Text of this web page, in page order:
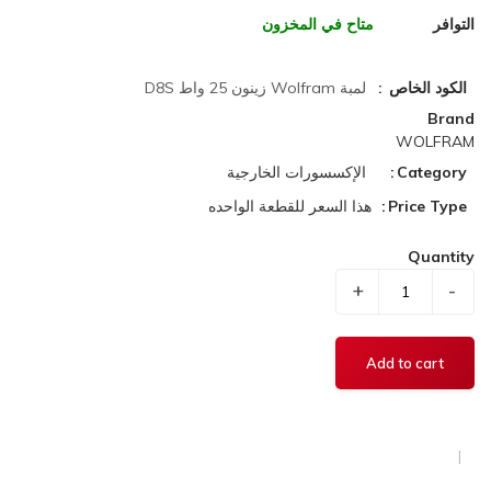
التوافر متاح في المخزون
الكود الخاص
لمبة Wolfram زينون 25 واط D8S
Brand
WOLFRAM
Category
الإكسسورات الخارجية
Price Type
هذا السعر للقطعة الواحده
Quantity
-
+